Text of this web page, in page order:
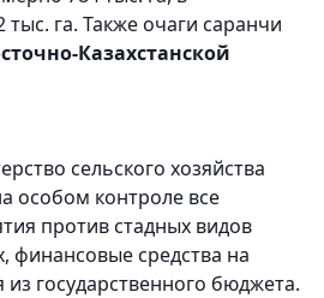
тыс. га. Также очаги саранчи
Казахстанской
сельского хозяйства
особом контроле все
против стадных видов
финансовые средства на
государственного бюджета.